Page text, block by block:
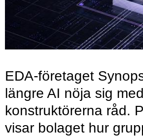
EDA-företaget
längre AI nöja sig
konstruktörerna råd.
visar bolaget hur